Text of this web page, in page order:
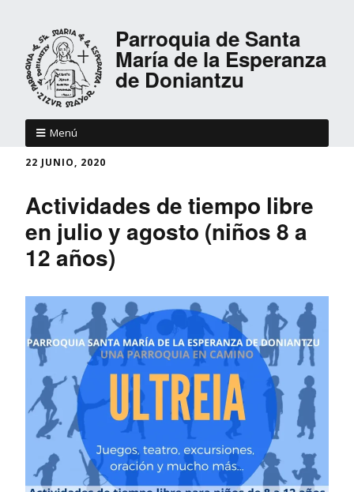
Parroquia de Santa
María de la Esperanza
de Doniantzu
Menú
22 JUNIO, 2020
Actividades de tiempo libre
en julio y agosto (niños 8 a
12 años)